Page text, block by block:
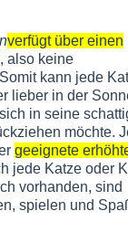
verfügt über einen
, also keine
kann jede
lieber in der
in seine
möchte.
geeignete
jede Katze oder
vorhanden, sind
spielen und